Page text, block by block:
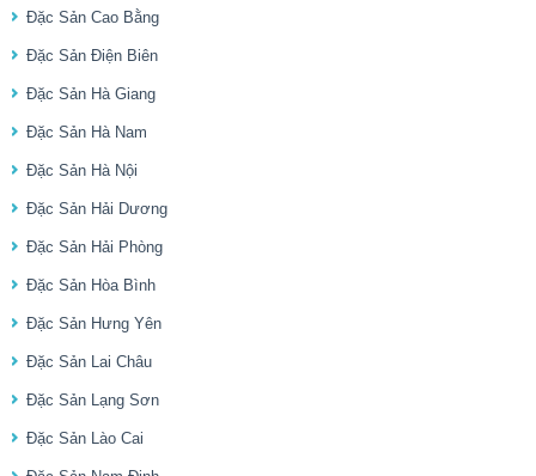
Đặc Sản Cao Bằng
Đặc Sản Điện Biên
Đặc Sản Hà Giang
Đặc Sản Hà Nam
Đặc Sản Hà Nội
Đặc Sản Hải Dương
Đặc Sản Hải Phòng
Đặc Sản Hòa Bình
Đặc Sản Hưng Yên
Đặc Sản Lai Châu
Đặc Sản Lạng Sơn
Đặc Sản Lào Cai